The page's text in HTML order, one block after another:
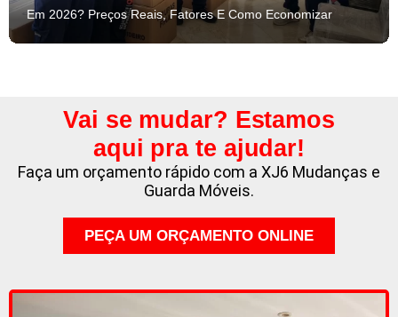
Em 2026? Preços Reais, Fatores E Como Economizar
Vai se mudar? Estamos
aqui pra te ajudar!
Faça um orçamento rápido com a XJ6 Mudanças e
Guarda Móveis.
PEÇA UM ORÇAMENTO ONLINE